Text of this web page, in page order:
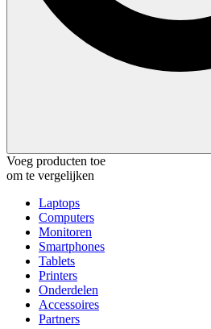
Voeg producten toe
om te vergelijken
Laptops
Computers
Monitoren
Smartphones
Tablets
Printers
Onderdelen
Accessoires
Partners